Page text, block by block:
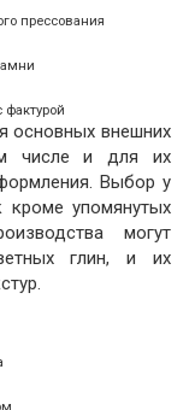
прессования
основных внешних
числе и для их
Выбор у
кроме упомянутых
могут
глин, и их